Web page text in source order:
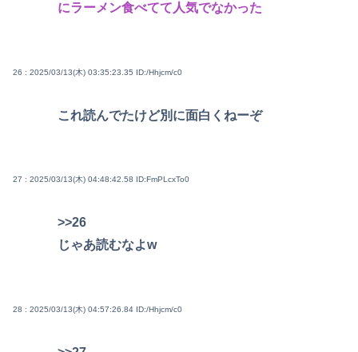
にラーメン食べてて人気でなかった
26 : 2025/03/13(木) 03:35:23.35 ID:/Hhjcm/c0
これ読んでたけど別に面白くねーぞ
27 : 2025/03/13(木) 04:48:42.58 ID:FmPLcxTo0
>>26
じゃあ読むなよw
28 : 2025/03/13(木) 04:57:26.84 ID:/Hhjcm/c0